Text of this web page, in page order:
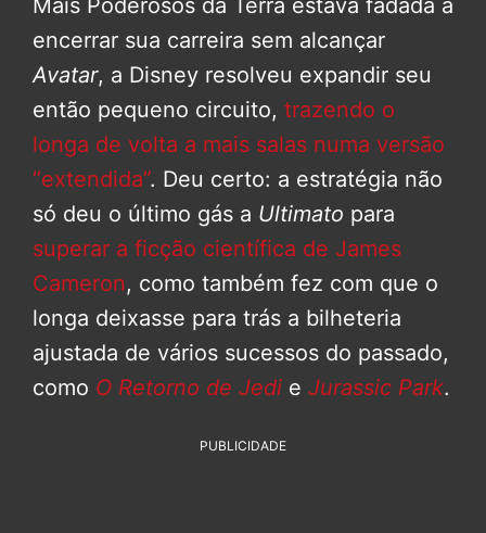
Mais Poderosos da Terra estava fadada a
encerrar sua carreira sem alcançar
Avatar, a Disney resolveu expandir seu
então pequeno circuito, trazendo o
longa de volta a mais salas numa versão
“extendida”. Deu certo: a estratégia não
só deu o último gás a Ultimato para
superar a ficção científica de James
Cameron, como também fez com que o
longa deixasse para trás a bilheteria
ajustada de vários sucessos do passado,
como O Retorno de Jedi e Jurassic Park.
PUBLICIDADE